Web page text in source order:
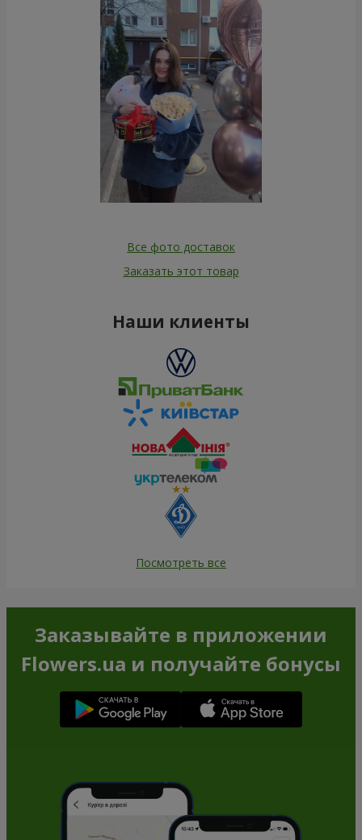
Все фото доставок
Заказать этот товар
Наши клиенты
Посмотреть все
Заказывайте в приложении
Flowers.ua и получайте бонусы